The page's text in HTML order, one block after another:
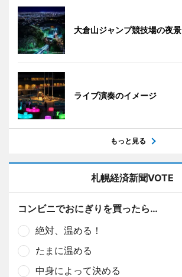
大倉山ジャンプ競技場の夜景
ライブ演奏のイメージ
もっと見る
札幌経済新聞VOTE
コンビニでおにぎりを買ったら…
絶対、温める！
たまに温める
中身によって決める